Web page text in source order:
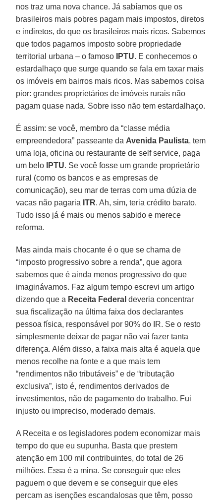
nos traz uma nova chance. Já sabíamos que os
brasileiros mais pobres pagam mais impostos, diretos
e indiretos, do que os brasileiros mais ricos. Sabemos
que todos pagamos imposto sobre propriedade
territorial urbana – o famoso
IPTU. E conhecemos o
estardalhaço que surge quando se fala em taxar mais
os imóveis em bairros mais ricos. Mas sabemos coisa
pior: grandes proprietários de imóveis rurais não
pagam quase nada. Sobre isso não tem estardalhaço.
É assim: se você, membro da “classe média
empreendedora” passeante da Avenida Paulista, tem
uma loja, oficina ou restaurante de self service, paga
um belo
IPTU. Se você fosse um grande proprietário
rural (como os bancos e as empresas de
comunicação), seu mar de terras com uma dúzia de
vacas não pagaria ITR. Ah, sim, teria crédito barato.
Tudo isso já é mais ou menos sabido e merece
reforma.
Mas ainda mais chocante é o que se chama de
“imposto progressivo sobre a renda”, que agora
sabemos que é ainda menos progressivo do que
imaginávamos. Faz algum tempo escrevi um artigo
dizendo que a Receita Federal deveria concentrar
sua fiscalização na última faixa dos declarantes
pessoa física, responsável por 90% do IR. Se o resto
simplesmente deixar de pagar não vai fazer tanta
diferença. Além disso, a faixa mais alta é aquela que
menos recolhe na fonte e a que mais tem
“rendimentos não tributáveis” e de “tributação
exclusiva”, isto é, rendimentos derivados de
investimentos, não de pagamento do trabalho. Fui
injusto ou impreciso, moderado demais.
A Receita e os legisladores podem economizar mais
tempo do que eu supunha. Basta que prestem
atenção em 100 mil contribuintes, do total de 26
milhões. Essa é a mina. Se conseguir que eles
paguem o que devem e se conseguir que eles
percam as isenções escandalosas que têm, posso